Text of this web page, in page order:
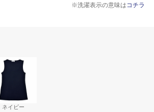
※洗濯表示の意味は コチラ
ネイビー